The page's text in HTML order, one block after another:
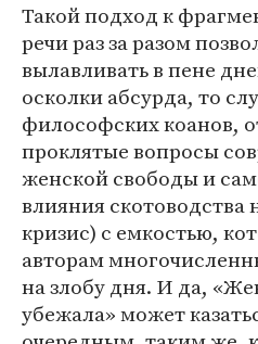
Такой подход к
речи раз за разом
вылавливать в пене
осколки абсурда, то
философских коанов,
проклятые вопросы
женской свободы и
влияния скотоводства
кризис) с емкостью,
авторам
на злобу дня. И да,
убежала» может